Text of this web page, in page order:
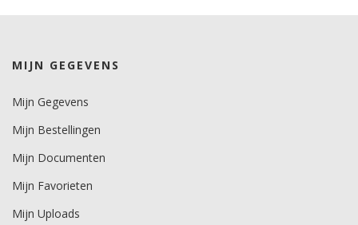
Brandveiligheidscertificaat
MIJN GEGEVENS
Mijn Gegevens
Mijn Bestellingen
Mijn Documenten
Mijn Favorieten
Mijn Uploads